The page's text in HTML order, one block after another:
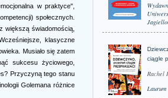
w praktyce",
społecznych.
większą świadomością,
klasyczne
Musiało się zatem
sukcesu życiowego,
Przyczyną tego stanu
Golemana różnice
ciągle
Rachel
Laurum